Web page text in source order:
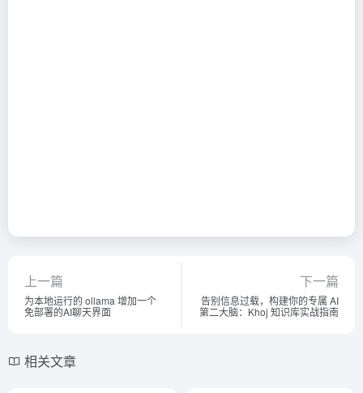
上一篇
为本地运行的 ollama 增加一个
免部署的AI聊天界面
下一篇
告别信息过载，构建你的专属 AI
第二大脑：Khoj 知识库实战指南
相关文章